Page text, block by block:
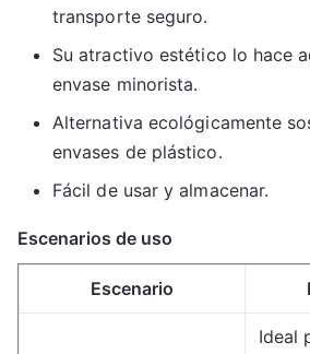
transporte seguro.
Su atractivo estético lo hace
envase minorista.
Alternativa ecológicamente
envases de plástico.
Fácil de usar y almacenar.
Escenarios de uso
Escenario
Ideal